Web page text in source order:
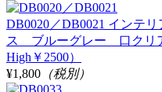
DB0020／DB0021 インテ
ス ブルーグレー 口クリ
High￥2500）
¥1,800 （税別）